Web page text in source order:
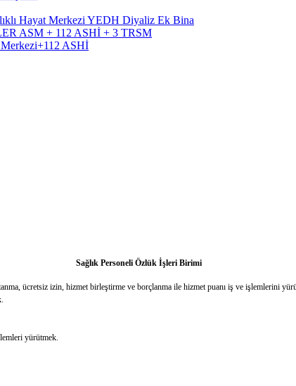
Hayat Merkezi YEDH Diyaliz Ek Bina
ASM + 112 ASHİ + 3 TRSM
Merkezi+112 ASHİ
Sağlık Personeli Özlük İşleri Birimi
ücretsiz izin, hizmet birleştirme ve borçlanma ile hizmet puanı iş ve işlemlerini
yürütmek.